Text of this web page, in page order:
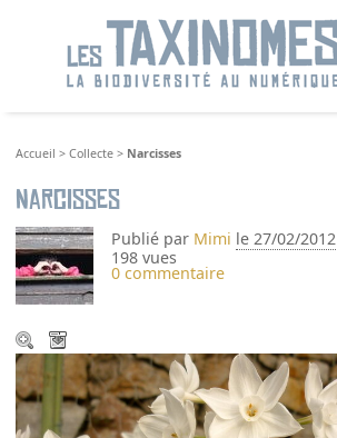
Accueil >Collecte > Narcisses
Narcisses
Publié par Mimi le 27/02/2012
198 vues
0 commentaire